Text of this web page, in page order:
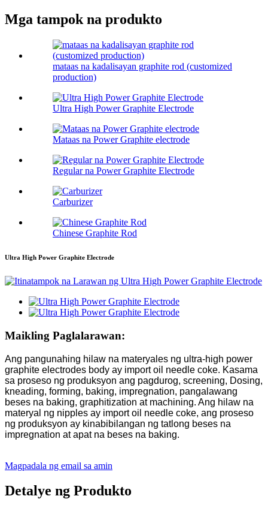
Mga tampok na produkto
mataas na kadalisayan graphite rod (customized
production)
Ultra High Power Graphite Electrode
Mataas na Power Graphite electrode
Regular na Power Graphite Electrode
Carburizer
Chinese Graphite Rod
Ultra High Power Graphite Electrode
Maikling Paglalarawan:
Ang pangunahing hilaw na materyales ng ultra-high power
graphite electrodes body ay import oil needle coke. Kasama
sa proseso ng produksyon ang pagdurog, screening, Dosing,
kneading, forming, baking, impregnation, pangalawang
beses na baking, graphitization at machining. Ang hilaw na
materyal ng nipples ay import oil needle coke, ang proseso
ng produksyon ay kinabibilangan ng tatlong beses na
impregnation at apat na beses na baking.
Magpadala ng email sa amin
Detalye ng Produkto